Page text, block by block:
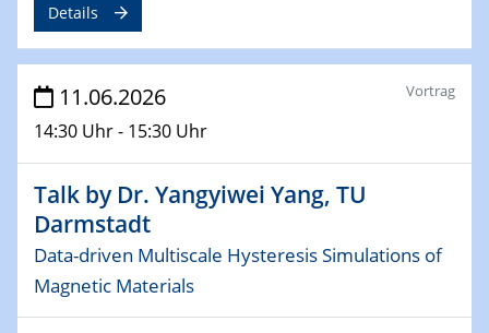
Details
11.06.2026
14:30 Uhr - 15:30 Uhr
Vortrag
Talk by Dr. Yangyiwei Yang, TU
Darmstadt
Data-driven Multiscale Hysteresis Simulations of
Magnetic Materials